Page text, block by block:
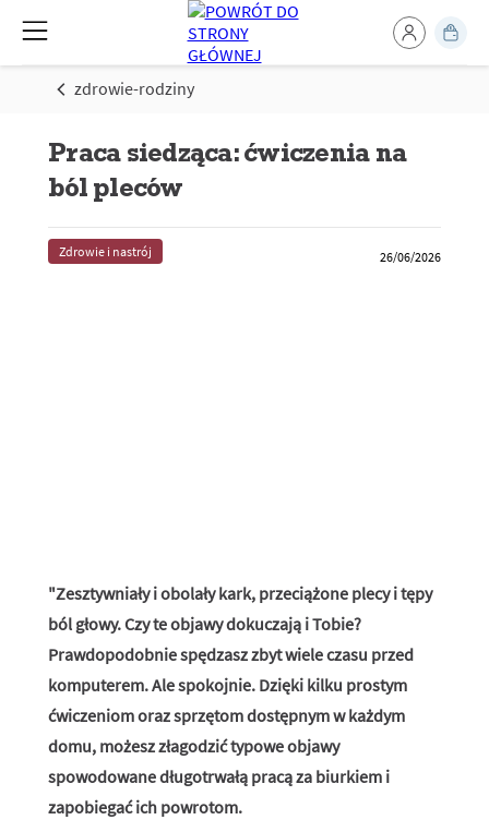
zdrowie-rodziny
Praca siedząca: ćwiczenia na
ból pleców
Zdrowie i nastrój 26/06/2026
"Zesztywniały i obolały kark, przeciążone plecy i tępy
ból głowy. Czy te objawy dokuczają i Tobie?
Prawdopodobnie spędzasz zbyt wiele czasu przed
komputerem. Ale spokojnie. Dzięki kilku prostym
ćwiczeniom oraz sprzętom dostępnym w każdym
domu, możesz złagodzić typowe objawy
spowodowane długotrwałą pracą za biurkiem i
zapobiegać ich powrotom.